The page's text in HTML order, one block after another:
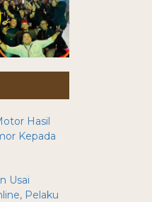
Hasil
Kepada
Usai
Pelaku